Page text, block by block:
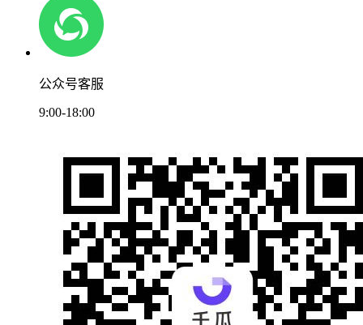
公众号客服
9:00-18:00